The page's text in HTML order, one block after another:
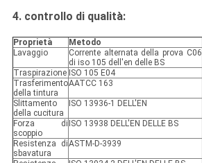
4. controllo di qualità:
Proprietà Metodo
Lavaggio
Corrente alternata della prova C06
di iso 105 dell'en delle BS
Traspirazione ISO 105 E04
Trasferimento
della tintura
AATCC 163
Slittamento
della cucitura
ISO 13936-1 DELL'EN
Forza di
scoppio
ISO 13938 DELL'EN DELLE BS
Resistenza di
sbavatura
ASTM-D-3939